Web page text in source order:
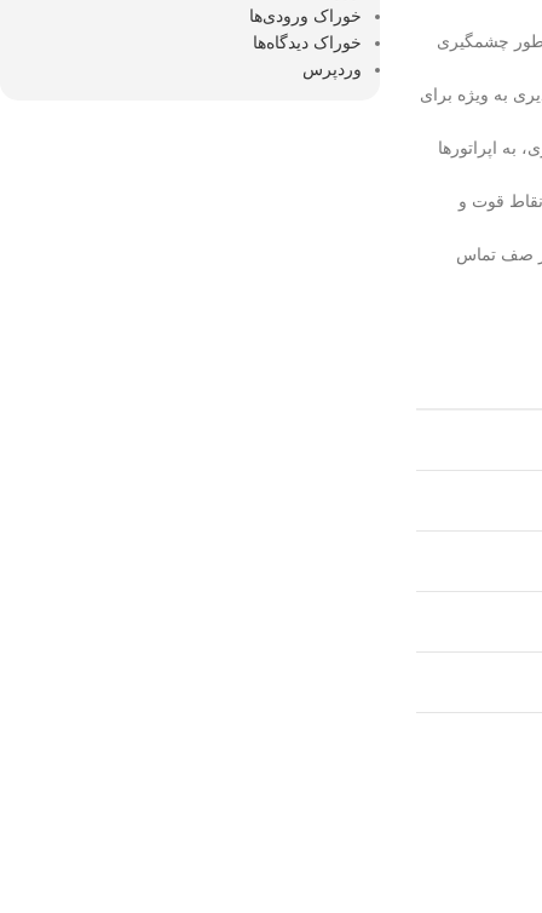
طور چشمگیری
به ویژه برای
به اپراتورها
نقاط قوت و
در صف تماس
خوراک ورودی‌ها
خوراک دیدگاه‌ها
وردپرس